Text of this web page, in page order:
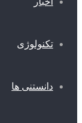
تکنولوژی
دانستنی ها